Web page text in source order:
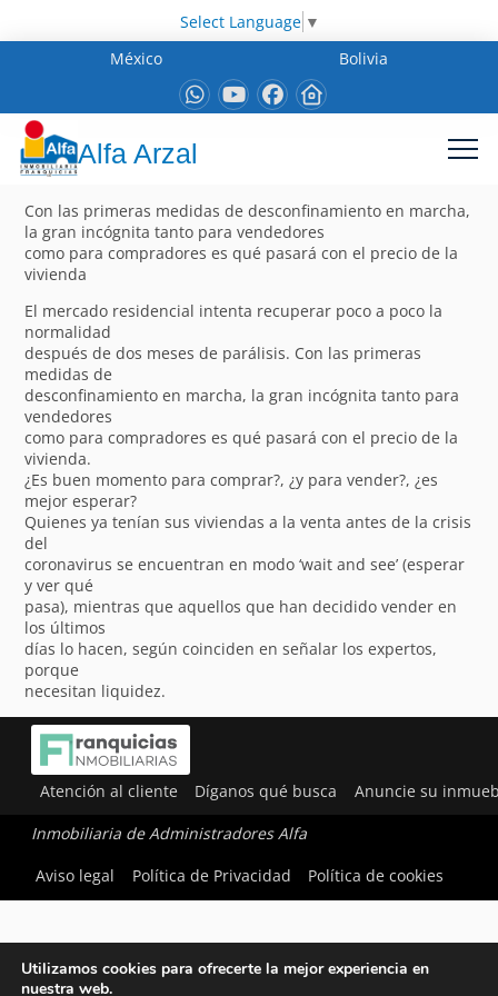
Select Language ▼
México
Bolivia
Alfa Arzal
Con las primeras medidas de desconfinamiento en marcha,
la gran incógnita tanto para vendedores
como para compradores es qué pasará con el precio de la
vivienda
El mercado residencial intenta recuperar poco a poco la
normalidad
después de dos meses de parálisis. Con las primeras
medidas de
desconfinamiento en marcha, la gran incógnita tanto para
vendedores
como para compradores es qué pasará con el precio de la
vivienda.
¿Es buen momento para comprar?, ¿y para vender?, ¿es
mejor esperar?
Quienes ya tenían sus viviendas a la venta antes de la crisis
del
coronavirus se encuentran en modo ‘wait and see’ (esperar
y ver qué
pasa), mientras que aquellos que han decidido vender en
los últimos
días lo hacen, según coinciden en señalar los expertos,
porque
necesitan liquidez.
Atención al cliente Díganos qué busca Anuncie su
Inmobiliaria de Administradores Alfa
Aviso legal
Política de Privacidad Política de cookies
Utilizamos cookies para ofrecerte la mejor experiencia en
nuestra web.